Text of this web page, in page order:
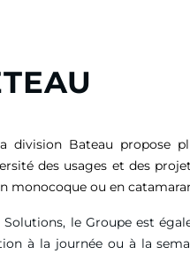
division Bateau propose
des usages et des
monocoque ou en
le Groupe est
à la journée ou à la